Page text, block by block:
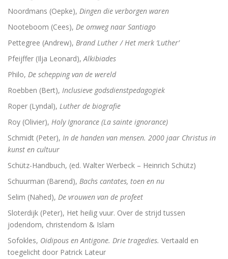
Noordmans (Oepke), Dingen die verborgen waren
Nooteboom (Cees), De omweg naar Santiago
Pettegree (Andrew), Brand Luther / Het merk ‘Luther’
Pfeijffer (Ilja Leonard),Alkibiades
Philo, De schepping van de wereld
Roebben (Bert), Inclusieve godsdienstpedagogiek
Roper (Lyndal), Luther de biografie
Roy (Olivier), Holy Ignorance (La sainte ignorance)
Schmidt (Peter), In de handen van mensen. 2000 jaar Christus in
kunst en cultuur
Schütz-Handbuch, (ed. Walter Werbeck – Heinrich Schütz)
Schuurman (Barend), Bachs cantates, toen en nu
Selim (Nahed), De vrouwen van de profeet
Sloterdijk (Peter), Het heilig vuur. Over de strijd tussen
jodendom, christendom & Islam
Sofokles, Oidipous en Antigone. Drie tragedies. Vertaald en
toegelicht door Patrick Lateur